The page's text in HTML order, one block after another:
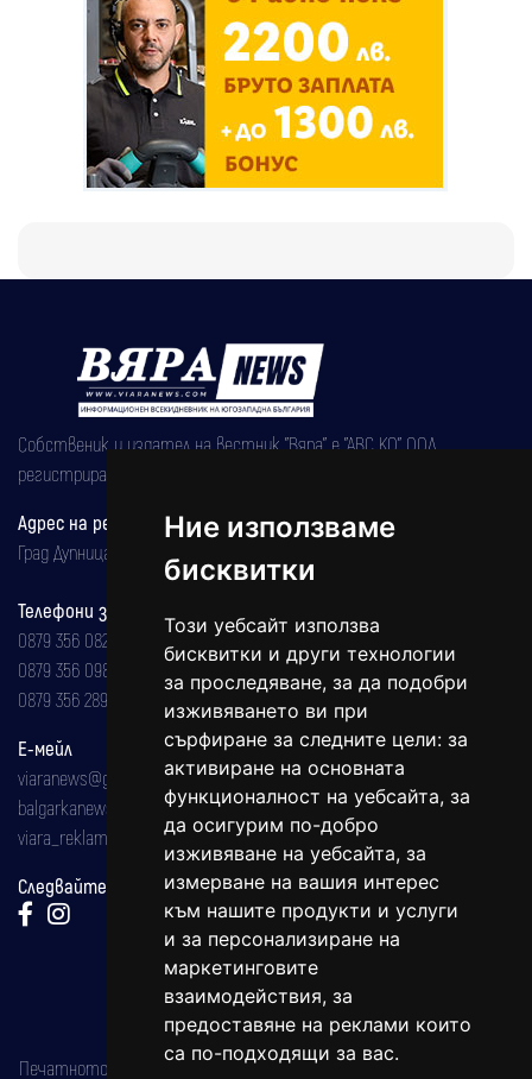
Ние използваме
бисквитки
Този уебсайт използва
бисквитки и други технологии
за проследяване, за да подобри
изживяването ви при
сърфиране за следните цели: за
активиране на основната
функционалност на уебсайта, за
да осигурим по-добро
изживяване на уебсайта, за
измерване на вашия интерес
към нашите продукти и услуги
и за персонализиране на
маркетинговите
взаимодействия, за
предоставяне на реклами които
са по-подходящи за вас.
Собственик и издател на вестник "Вяра" е "АВС КО" ООД,
регистрирана на 08.05.2002 година.
Адрес на редакцията
Град Дупница, ул.''Христо Ботев" 43
Телефони за реклама и абонаменти
0879 356 082
0879 356 098
0879 356 289
Е-мейл
viaranews@gmail.com
balgarkanews@gmail.com
viara_reklama@mail.bg
Следвайте ни:
Печатното издание на вестника е регистрирано в националния